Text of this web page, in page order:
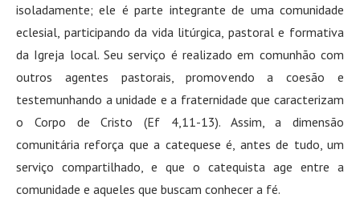
isoladamente; ele é parte integrante de uma comunidade
eclesial, participando da vida litúrgica, pastoral e formativa
da Igreja local. Seu serviço é realizado em comunhão com
outros agentes pastorais, promovendo a coesão e
testemunhando a unidade e a fraternidade que caracterizam
o Corpo de Cristo (Ef 4,11-13). Assim, a dimensão
comunitária reforça que a catequese é, antes de tudo, um
serviço compartilhado, e que o catequista age entre a
comunidade e aqueles que buscam conhecer a fé.